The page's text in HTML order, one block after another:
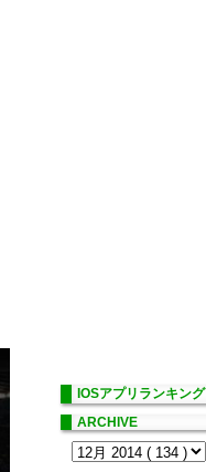
IOSアプリランキング
ARCHIVE